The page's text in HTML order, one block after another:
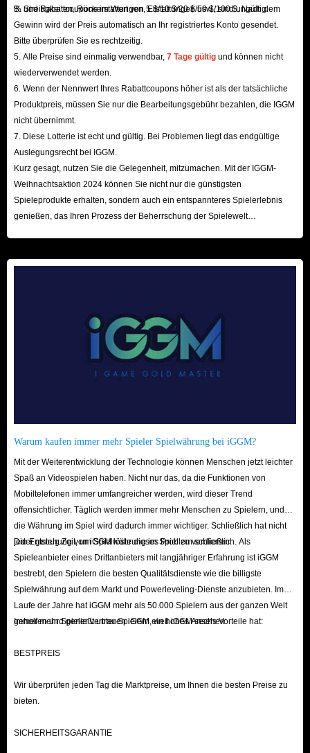
B. Streitigkeiten, Rückerstattungen, Erstattungen usw., sind ungültig.
% und Rabattcoupons im Wert von 5 $/10 $/20 $/50 $/100 $. Nach dem
Gewinn wird der Preis automatisch an Ihr registriertes Konto gesendet.
Bitte überprüfen Sie es rechtzeitig.
5. Alle Preise sind einmalig verwendbar, 7 Tage gültig und können nicht
wiederverwendet werden.
6. Wenn der Nennwert Ihres Rabattcoupons höher ist als der tatsächliche
Produktpreis, müssen Sie nur die Bearbeitungsgebühr bezahlen, die IGGM
nicht übernimmt.
7. Diese Lotterie ist echt und gültig. Bei Problemen liegt das endgültige
Auslegungsrecht bei IGGM.
Kurz gesagt, nutzen Sie die Gelegenheit, mitzumachen. Mit der IGGM-
Weihnachtsaktion 2024 können Sie nicht nur die günstigsten
Spieleprodukte erhalten, sondern auch ein entspannteres Spielerlebnis
genießen, das Ihren Prozess der Beherrschung der Spielewelt
Warum kaufen immer mehr Spieler Spielwährung bei iGGM?
Mit der Weiterentwicklung der Technologie können Menschen jetzt leichter
Spaß an Videospielen haben. Nicht nur das, da die Funktionen von
Mobiltelefonen immer umfangreicher werden, wird dieser Trend
offensichtlicher. Täglich werden immer mehr Menschen zu Spielern, und
die Währung im Spiel wird dadurch immer wichtiger. Schließlich hat nicht
jeder genug Zeit, um Spielwährung im Spiel zu verdienen.
Die Entstehung von iGGM löste dieses Problem schließlich. Als
Spieleanbieter eines Drittanbieters mit langjähriger Erfahrung ist iGGM
bestrebt, den Spielern die besten Qualitätsdienste wie die billigste
Spielwährung auf dem Markt und Powerleveling-Dienste anzubieten. Im
Laufe der Jahre hat iGGM mehr als 50.000 Spielern aus der ganzen Welt
geholfen und genießt unter Spielern ein hohes Ansehen.
Immer mehr Spieler vertrauen iGGM, weil iGGM sechs Vorteile hat:
BESTPREIS
Wir überprüfen jeden Tag die Marktpreise, um Ihnen die besten Preise zu
bieten.
SICHERHEITSGARANTIE